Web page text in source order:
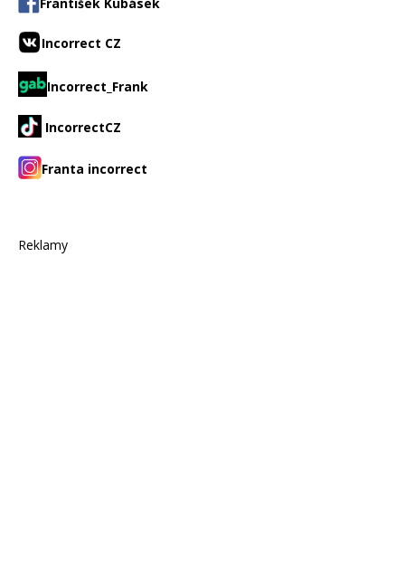
Incorrect CZ
Incorrect_Frank
IncorrectCZ
Franta incorrect
Reklamy